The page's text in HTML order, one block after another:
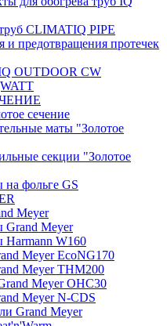
CLIMATIQ PIPE
и предотвращения протечек
OUTDOOR CW
сечение
маты "Золотое
секции "Золотое
на фольге GS
Meyer
Grand Meyer
Harmann W160
Meyer EcoNG170
Meyer THM200
Meyer OHC30
Meyer N-CDS
Grand Meyer